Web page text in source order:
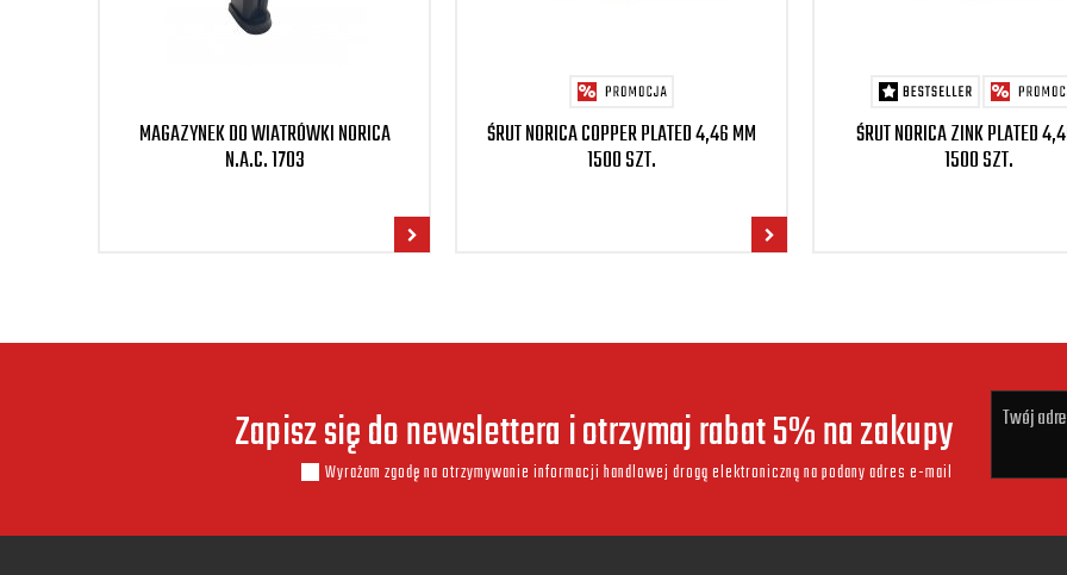
MAGAZYNEK DO WIATRÓWKI NORICA
N.A.C. 1703
ŚRUT NORICA COPPER PLATED 4,46 MM
1500 SZT.
ŚRUT NORICA ZINK PLATED
1500 SZT.
Zapisz się do newslettera i otrzymaj rabat 5% na zakupy
Wyrażam zgodę na otrzymywanie informacji handlowej drogą elektroniczną na podany adres e-mail